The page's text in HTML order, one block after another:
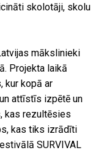
skolotāji, skolu
mākslinieki
Projekta laikā
kur kopā ar
attīstīs izpētē un
kas rezultēsies
kas tiks izrādīti
SURVIVAL